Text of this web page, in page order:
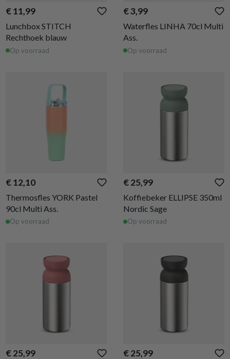
€ 11,99
Lunchbox STITCH
Rechthoek blauw
Op voorraad
€ 3,99
Waterfles LINHA 70cl Multi
Ass.
Op voorraad
€ 12,10
Thermosfles YORK Pastel
90cl Multi Ass.
Op voorraad
€ 25,99
Koffiebeker ELLIPSE 350ml
Nordic Sage
Op voorraad
€ 25,99 € 25,99